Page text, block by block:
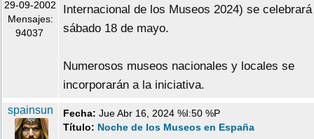
29-09-2002
Mensajes:
94037
Internacional de los Museos 2024) se celebrará
sábado 18 de mayo.
Numerosos museos nacionales y locales se
incorporarán a la iniciativa.
spainsun Fecha: Jue Abr 16, 2024 %I:50 %P
Título: Noche de los Museos en España